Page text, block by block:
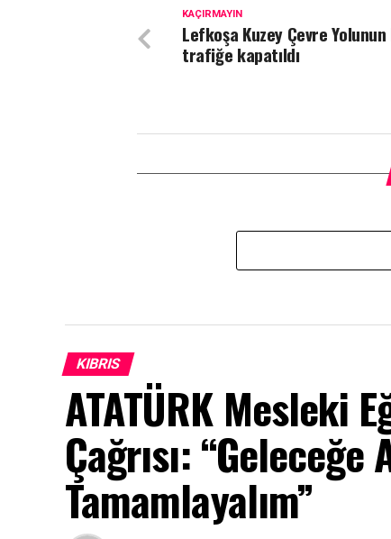
KAÇIRMAYIN
Lefkoşa Kuzey Çevre Yolunun
trafiğe kapatıldı
KIBRIS
ATATÜRK Mesleki
Çağrısı:
Tamamlayalım”